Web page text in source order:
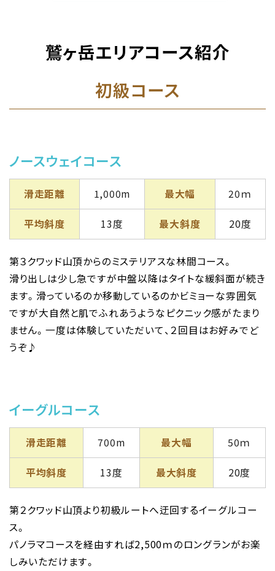
鷲ヶ岳エリアコース紹介
初級コース
ノースウェイコース
滑走距離 1,000m 最大幅 20ｍ
平均斜度 13度 最大斜度 20度
第３クワッド山頂からのミステリアスな林間コース。
滑り出しは少し急ですが中盤以降はタイトな緩斜面が続き
ます。滑っているのか移動しているのかビミョーな雰囲気
ですが大自然と肌でふれあうようなピクニック感がたまり
ません。一度は体験していただいて、２回目はお好みでど
うぞ♪
イーグルコース
滑走距離 700m 最大幅 50ｍ
平均斜度 13度 最大斜度 20度
第２クワッド山頂より初級ルートへ迂回するイーグルコー
ス。
パノラマコースを経由すれば2,500ｍのロングランがお楽
しみいただけます。